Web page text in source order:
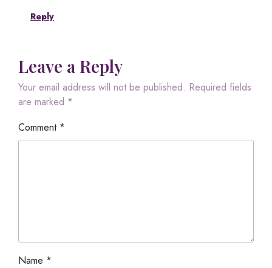
Reply
Leave a Reply
Your email address will not be published. Required fields
are marked *
Comment *
Name *